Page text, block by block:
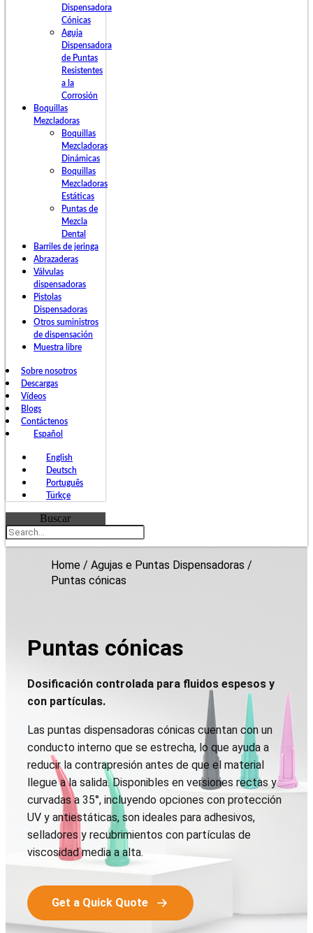
Dispensadora
Cónicas
Aguja
Dispensadora
de Puntas
Resistentes
a la
Corrosión
Boquillas
Mezcladoras
Boquillas
Mezcladoras
Dinámicas
Boquillas
Mezcladoras
Estáticas
Puntas de
Mezcla
Dental
Barriles de jeringa
Abrazaderas
Válvulas
dispensadoras
Pistolas
Dispensadoras
Otros suministros
de dispensación
Muestra libre
Sobre nosotros
Descargas
Vídeos
Blogs
Contáctenos
Español
English
Deutsch
Português
Türkçe
Buscar
Home /Agujas e Puntas Dispensadoras /
Puntas cónicas
Puntas cónicas
Dosificación controlada para fluidos espesos y
con partículas.
Las puntas dispensadoras cónicas cuentan con un
conducto interno que se estrecha, lo que ayuda a
reducir la contrapresión antes de que el material
llegue a la salida. Disponibles en versiones rectas y
curvadas a 35°, incluyendo opciones con protección
UV y antiestáticas, son ideales para adhesivos,
selladores y recubrimientos con partículas de
viscosidad media a alta.
Get a Quick Quote